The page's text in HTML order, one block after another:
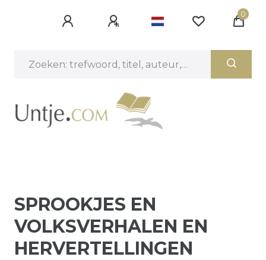
0
SPROOKJES EN
VOLKSVERHALEN EN
HERVERTELLINGEN